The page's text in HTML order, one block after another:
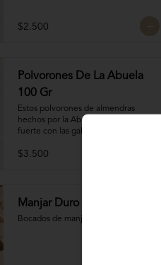
$2.500
Polvorones De La Abuela
100 Gr
Estos polvorones de almendras
hechos por la Abuela Silvia compiten
fuerte con las galletas del tata.
$3.500
Manjar Duro 250 Gr
Bocados de manjar artesanal duro